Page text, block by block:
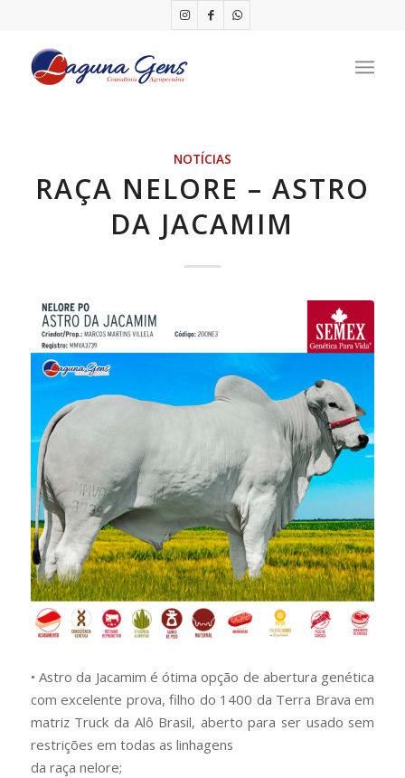
NOTÍCIAS
RAÇA NELORE – ASTRO
DA JACAMIM
• Astro da Jacamim é ótima opção de abertura genética
com excelente prova, filho do 1400 da Terra Brava em
matriz Truck da Alô Brasil, aberto para ser usado sem
restrições em todas as linhagens
da raça nelore;